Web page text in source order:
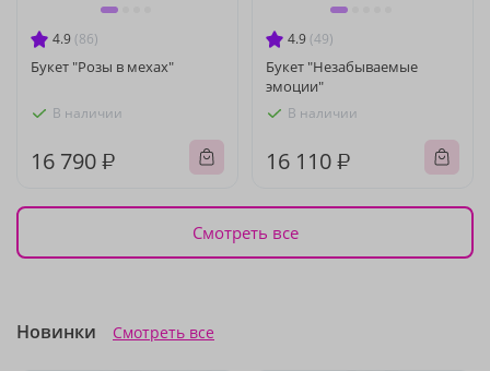
4.9 (86)
Букет "Розы в мехах"
В наличии
16 790 ₽
4.9 (49)
Букет "Незабываемые
эмоции"
В наличии
16 110 ₽
Смотреть все
Новинки Смотреть все